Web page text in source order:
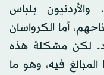
والأردنيون بلباس
أما الكرواسان
لكن مشكلة هذه
فيه، وهو ما